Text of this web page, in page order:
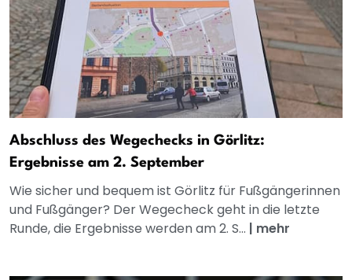
Abschluss des Wegechecks in Görlitz:
Ergebnisse am 2. September
Wie sicher und bequem ist Görlitz für Fußgängerinnen
und Fußgänger? Der Wegecheck geht in die letzte
Runde, die Ergebnisse werden am 2. S... | mehr